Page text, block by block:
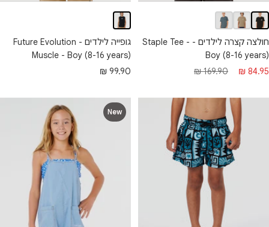
חולצה קצרה לילדים - Staple Tee -
Boy (8-16 years)
מחיר
84.95 ₪
מחיר
169.90 ₪
גופייה לילדים - Future Evolution
Muscle - Boy (8-16 years)
מחיר
99.90 ₪
New